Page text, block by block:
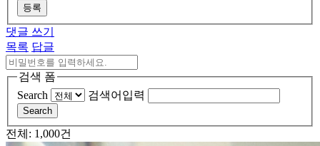
등록
댓글 쓰기
목록 답글
검색 폼
Search
검색어입력
Search
전체: 1,000건